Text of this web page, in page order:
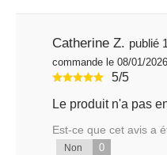
Catherine Z.
commande le 08/01/2026
5/5
Le produit n'a pas
Est-ce que cet avis a
Non 0